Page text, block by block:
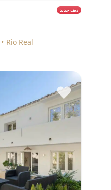
ديف جديد
Rio Real
♥